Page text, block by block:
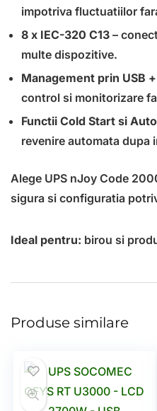
impotriva fluctuatiilor
8 x IEC-320 C13 –
multe dispozitive.
Management prin USB
control si monitorizare
Functii Cold Start si
revenire automata dupa
Alege UPS nJoy Code
sigura si configuratia
Ideal pentru: birou si
Produse similare